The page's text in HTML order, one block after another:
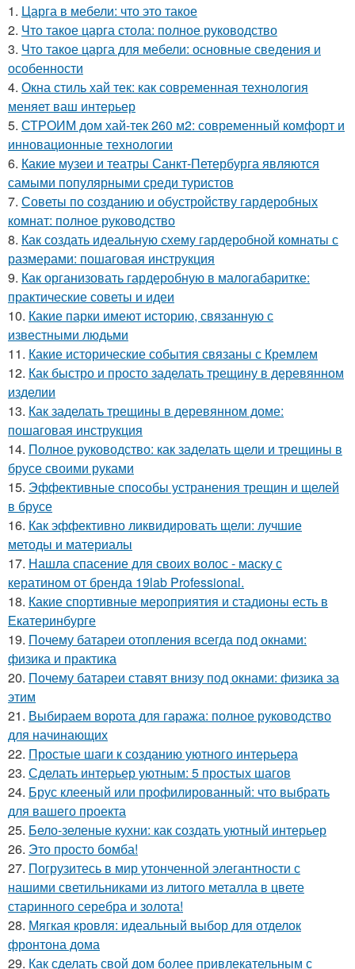
1. Царга в мебели: что это такое
2. Что такое царга стола: полное руководство
3. Что такое царга для мебели: основные сведения и
особенности
4. Окна стиль хай тек: как современная технология
меняет ваш интерьер
5. СТРОИМ дом хай-тек 260 м2: современный комфорт и
инновационные технологии
6. Какие музеи и театры Санкт-Петербурга являются
самыми популярными среди туристов
7. Советы по созданию и обустройству гардеробных
комнат: полное руководство
8. Как создать идеальную схему гардеробной комнаты с
размерами: пошаговая инструкция
9. Как организовать гардеробную в малогабаритке:
практические советы и идеи
10. Какие парки имеют историю, связанную с
известными людьми
11. Какие исторические события связаны с Кремлем
12. Как быстро и просто заделать трещину в деревянном
изделии
13. Как заделать трещины в деревянном доме:
пошаговая инструкция
14. Полное руководство: как заделать щели и трещины в
брусе своими руками
15. Эффективные способы устранения трещин и щелей
в брусе
16. Как эффективно ликвидировать щели: лучшие
методы и материалы
17. Нашла спасение для своих волос - маску с
кератином от бренда 19lab Professional.
18. Какие спортивные мероприятия и стадионы есть в
Екатеринбурге
19. Почему батареи отопления всегда под окнами:
физика и практика
20. Почему батареи ставят внизу под окнами: физика за
этим
21. Выбираем ворота для гаража: полное руководство
для начинающих
22. Простые шаги к созданию уютного интерьера
23. Сделать интерьер уютным: 5 простых шагов
24. Брус клееный или профилированный: что выбрать
для вашего проекта
25. Бело-зеленые кухни: как создать уютный интерьер
26. Это просто бомба!
27. Погрузитесь в мир утонченной элегантности с
нашими светильниками из литого металла в цвете
старинного серебра и золота!
28. Мягкая кровля: идеальный выбор для отделок
фронтона дома
29. Как сделать свой дом более привлекательным с